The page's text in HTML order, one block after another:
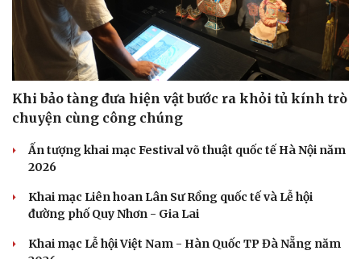
Sức khỏe
Đời sống
Khi bảo tàng đưa hiện vật bước ra khỏi tủ kính trò
chuyện cùng công chúng
Ấn tượng khai mạc Festival võ thuật quốc tế Hà Nội năm
2026
Khai mạc Liên hoan Lân Sư Rồng quốc tế và Lễ hội
đường phố Quy Nhơn - Gia Lai
Khai mạc Lễ hội Việt Nam - Hàn Quốc TP Đà Nẵng năm